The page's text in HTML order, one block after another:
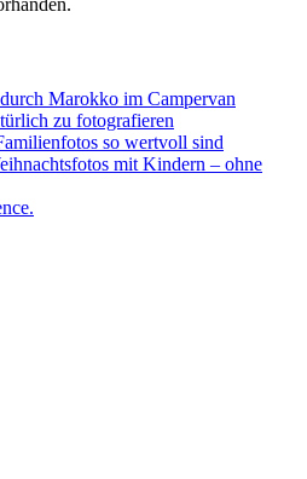
Marokko im Campervan
zu fotografieren
so wertvoll sind
mit Kindern – ohne